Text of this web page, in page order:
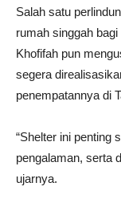
Salah satu
rumah singgah
Khofifah pun
segera
penempatannya di
“Shelter ini penting
pengalaman, serta
ujarnya.